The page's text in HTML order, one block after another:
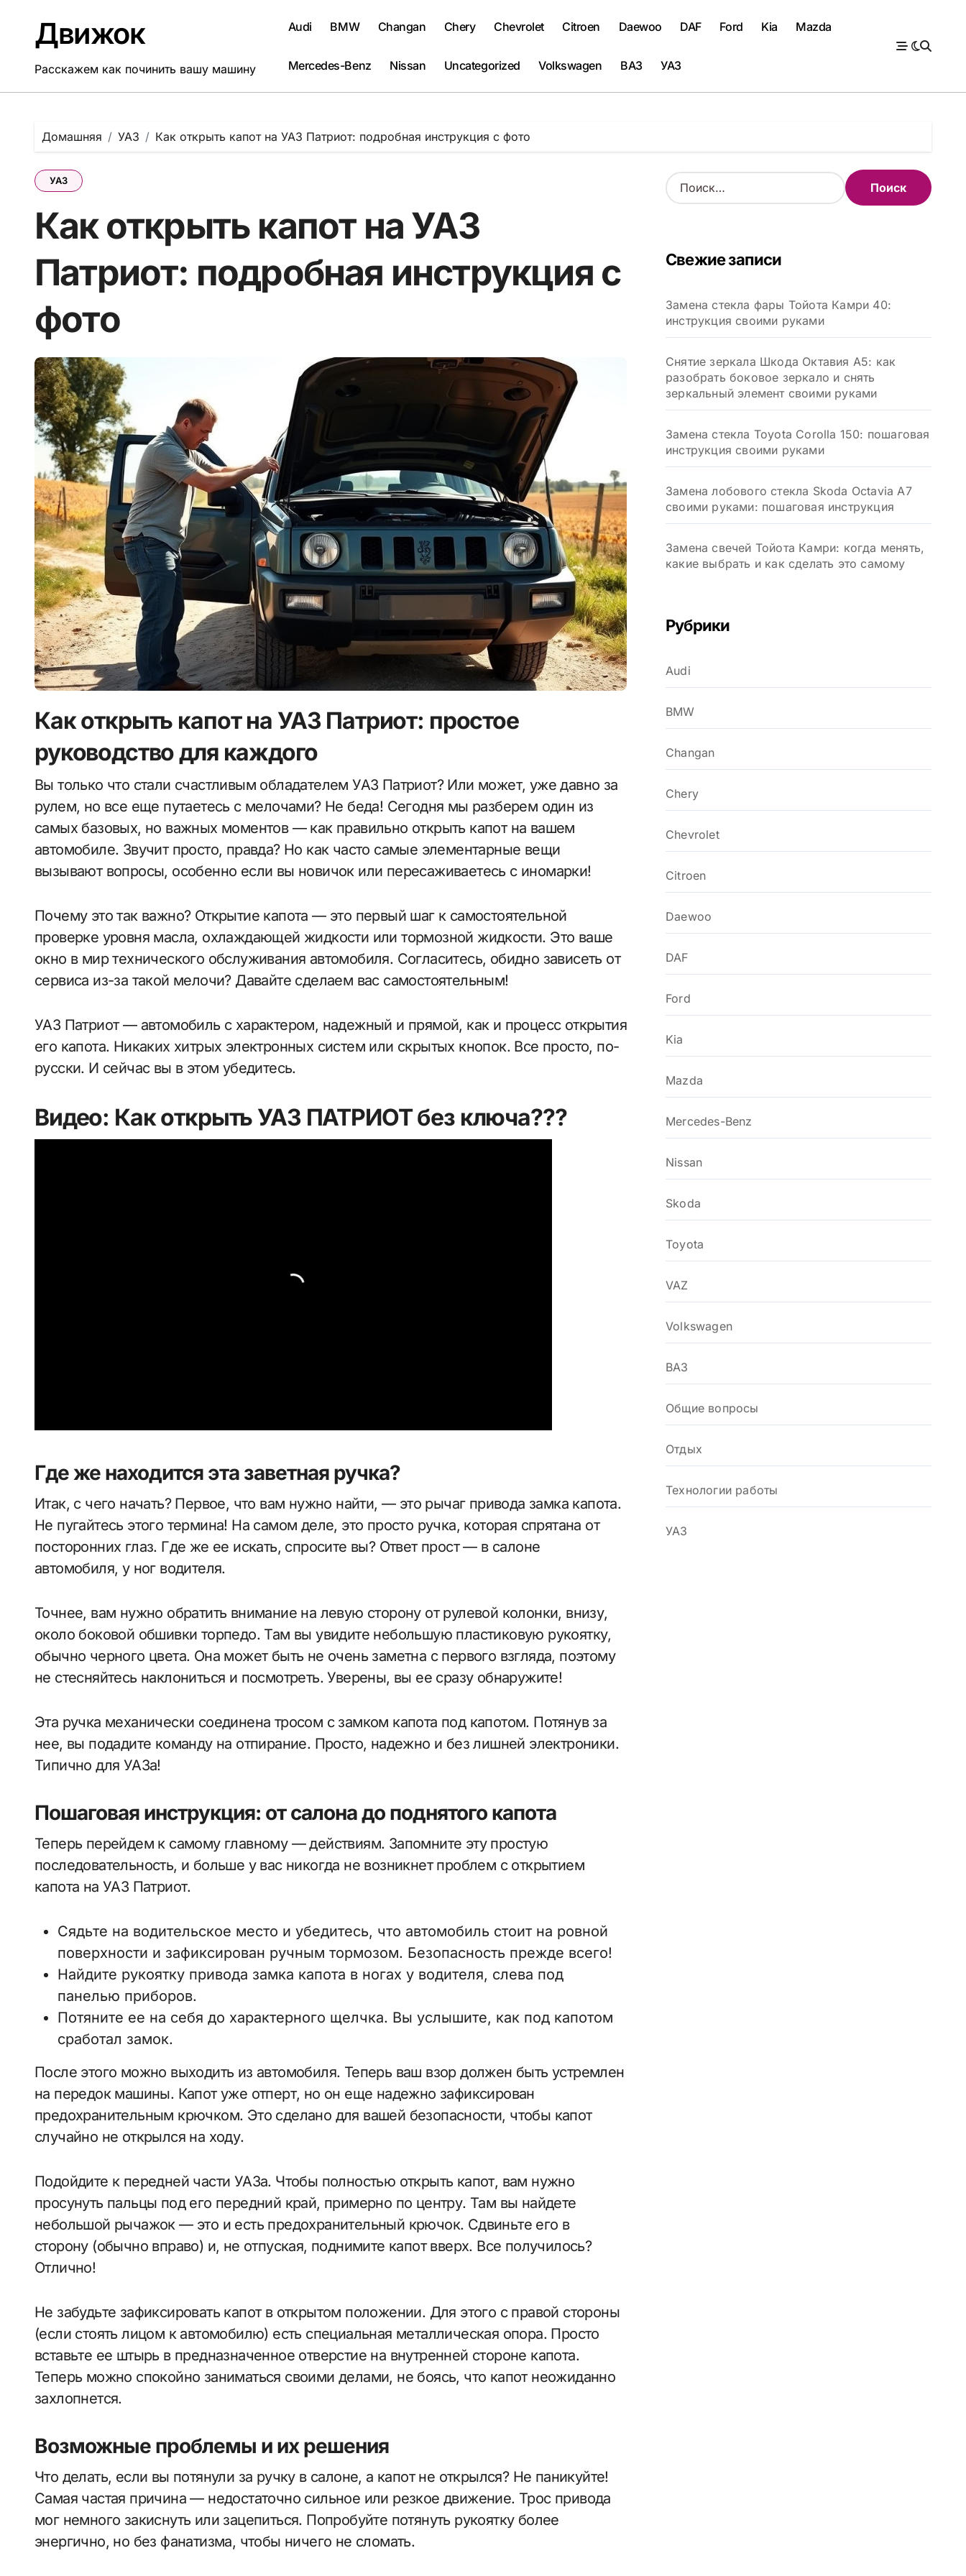
содержаниюДвижок
Расскажем как починить вашу машину
Audi BMW Changan Chery Chevrolet Citroen Daewoo DAF Ford Kia Mazda
Mercedes-Benz Nissan Uncategorized Volkswagen ВАЗ УАЗ
Домашняя УАЗ Как открыть капот на УАЗ Патриот: подробная инструкция с фото
УАЗ
Как открыть капот на УАЗ
Патриот: подробная инструкция с
фото
Как открыть капот на УАЗ Патриот: простое
руководство для каждого
Вы только что стали счастливым обладателем УАЗ Патриот? Или может, уже давно за
рулем, но все еще путаетесь с мелочами? Не беда! Сегодня мы разберем один из
самых базовых, но важных моментов — как правильно открыть капот на вашем
автомобиле. Звучит просто, правда? Но как часто самые элементарные вещи
вызывают вопросы, особенно если вы новичок или пересаживаетесь с иномарки!
Почему это так важно? Открытие капота — это первый шаг к самостоятельной
проверке уровня масла, охлаждающей жидкости или тормозной жидкости. Это ваше
окно в мир технического обслуживания автомобиля. Согласитесь, обидно зависеть от
сервиса из-за такой мелочи? Давайте сделаем вас самостоятельным!
УАЗ Патриот — автомобиль с характером, надежный и прямой, как и процесс открытия
его капота. Никаких хитрых электронных систем или скрытых кнопок. Все просто, по-
русски. И сейчас вы в этом убедитесь.
Видео: Как открыть УАЗ ПАТРИОТ без ключа???
Где же находится эта заветная ручка?
Итак, с чего начать? Первое, что вам нужно найти, — это рычаг привода замка капота.
Не пугайтесь этого термина! На самом деле, это просто ручка, которая спрятана от
посторонних глаз. Где же ее искать, спросите вы? Ответ прост — в салоне
автомобиля, у ног водителя.
Точнее, вам нужно обратить внимание на левую сторону от рулевой колонки, внизу,
около боковой обшивки торпедо. Там вы увидите небольшую пластиковую рукоятку,
обычно черного цвета. Она может быть не очень заметна с первого взгляда, поэтому
не стесняйтесь наклониться и посмотреть. Уверены, вы ее сразу обнаружите!
Эта ручка механически соединена тросом с замком капота под капотом. Потянув за
нее, вы подадите команду на отпирание. Просто, надежно и без лишней электроники.
Типично для УАЗа!
Пошаговая инструкция: от салона до поднятого капота
Теперь перейдем к самому главному — действиям. Запомните эту простую
последовательность, и больше у вас никогда не возникнет проблем с открытием
капота на УАЗ Патриот.
Сядьте на водительское место и убедитесь, что автомобиль стоит на ровной
поверхности и зафиксирован ручным тормозом. Безопасность прежде всего!
Найдите рукоятку привода замка капота в ногах у водителя, слева под
панелью приборов.
Потяните ее на себя до характерного щелчка. Вы услышите, как под капотом
сработал замок.
После этого можно выходить из автомобиля. Теперь ваш взор должен быть устремлен
на передок машины. Капот уже отперт, но он еще надежно зафиксирован
предохранительным крючком. Это сделано для вашей безопасности, чтобы капот
случайно не открылся на ходу.
Подойдите к передней части УАЗа. Чтобы полностью открыть капот, вам нужно
просунуть пальцы под его передний край, примерно по центру. Там вы найдете
небольшой рычажок — это и есть предохранительный крючок. Сдвиньте его в
сторону (обычно вправо) и, не отпуская, поднимите капот вверх. Все получилось?
Отлично!
Не забудьте зафиксировать капот в открытом положении. Для этого с правой стороны
(если стоять лицом к автомобилю) есть специальная металлическая опора. Просто
вставьте ее штырь в предназначенное отверстие на внутренней стороне капота.
Теперь можно спокойно заниматься своими делами, не боясь, что капот неожиданно
захлопнется.
Возможные проблемы и их решения
Что делать, если вы потянули за ручку в салоне, а капот не открылся? Не паникуйте!
Самая частая причина — недостаточно сильное или резкое движение. Трос привода
мог немного закиснуть или зацепиться. Попробуйте потянуть рукоятку более
энергично, но без фанатизма, чтобы ничего не сломать.
Н
а
:Свежие записи
Замена стекла фары Тойота Камри 40:
инструкция своими руками
Снятие зеркала Шкода Октавия А5: как
разобрать боковое зеркало и снять
зеркальный элемент своими руками
Замена стекла Toyota Corolla 150: пошаговая
инструкция своими руками
Замена лобового стекла Skoda Octavia A7
своими руками: пошаговая инструкция
Замена свечей Тойота Камри: когда менять,
какие выбрать и как сделать это самому
Рубрики
Audi
BMW
Changan
Chery
Chevrolet
Citroen
Daewoo
DAF
Ford
Kia
Mazda
Mercedes-Benz
Nissan
Skoda
Toyota
VAZ
Volkswagen
ВАЗ
Общие вопросы
Отдых
Технологии работы
УАЗ